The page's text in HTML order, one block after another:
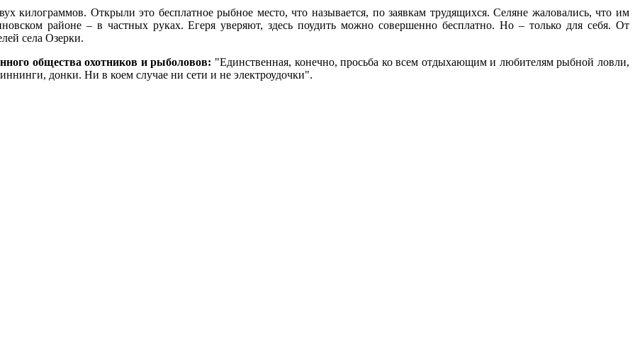
килограммов. Открыли это бесплатное рыбное место, что называется, по заявкам трудящихся. Селяне жаловались, что им
районе – в частных руках. Егеря уверяют, здесь поудить можно совершенно бесплатно. Но – только для себя. От
села Озерки.
общества охотников и рыболовов: "Единственная, конечно, просьба ко всем отдыхающим и любителям рыбной ловли,
донки. Ни в коем случае ни сети и не электроудочки".